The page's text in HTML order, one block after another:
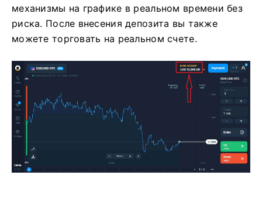
механизмы на графике в реальном времени без
риска. После внесения депозита вы также
можете торговать на реальном счете.